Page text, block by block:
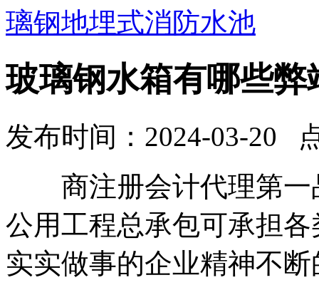
璃钢地埋式消防水池
玻璃钢水箱有哪些弊
发布时间：2024-03-20
商注册会计代理第一
公用工程总承包可承担
实实做事的企业精神不